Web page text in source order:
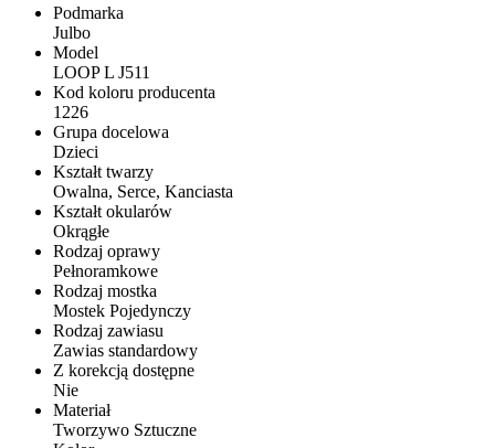
Podmarka
Julbo
Model
LOOP L J511
Kod koloru producenta
1226
Grupa docelowa
Dzieci
Kształt twarzy
Owalna, Serce, Kanciasta
Kształt okularów
Okrągłe
Rodzaj oprawy
Pełnoramkowe
Rodzaj mostka
Mostek Pojedynczy
Rodzaj zawiasu
Zawias standardowy
Z korekcją dostępne
Nie
Materiał
Tworzywo Sztuczne